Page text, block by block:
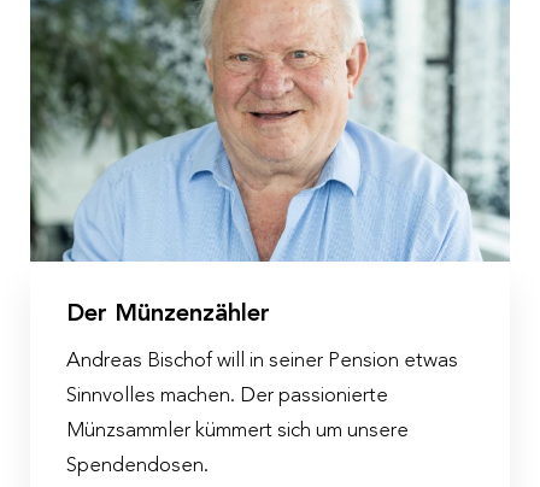
Der Münzenzähler
Andreas Bischof will in seiner Pension etwas
Sinnvolles machen. Der passionierte
Münzsammler kümmert sich um unsere
Spendendosen.